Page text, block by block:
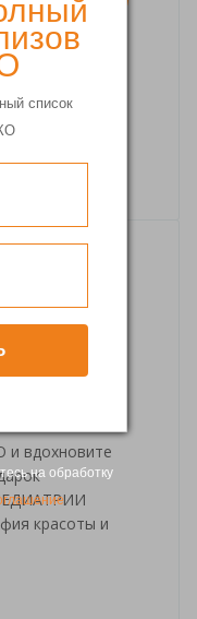
список
на обработку
год День
в России в
и
и вдохновите
красоты и